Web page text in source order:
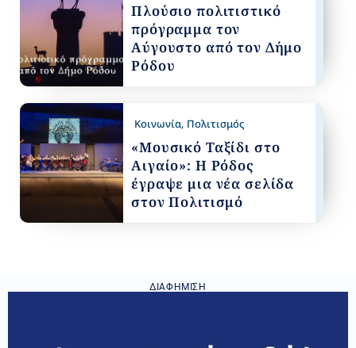
Πλούσιο πολιτιστικό
πρόγραμμα τον
Αύγουστο από τον Δήμο
Ρόδου
Κοινωνία, Πολιτισμός
«Μουσικό Ταξίδι στο
Αιγαίο»: Η Ρόδος
έγραψε μια νέα σελίδα
στον Πολιτισμό
ΔΙΑΦΉΜΙΣΗ